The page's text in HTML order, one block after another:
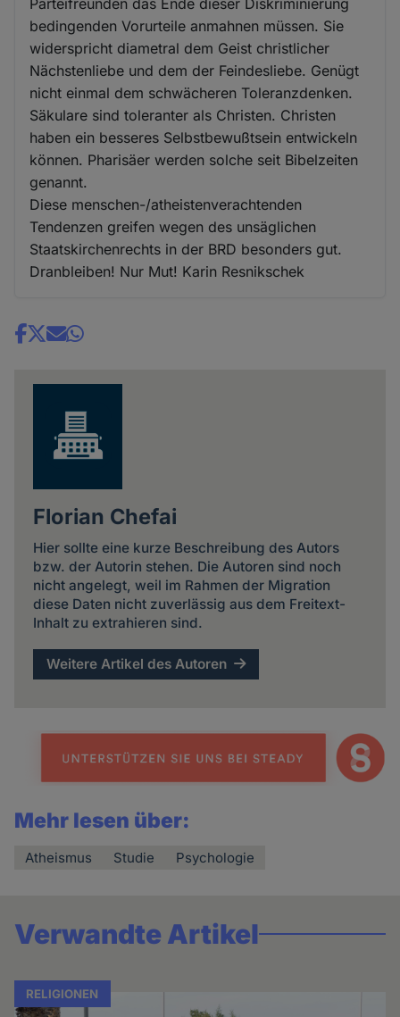
bedingenden Vorurteile anmahnen müssen. Sie
widerspricht diametral dem Geist christlicher
Nächstenliebe und dem der Feindesliebe. Genügt
nicht einmal dem schwächeren Toleranzdenken.
Säkulare sind toleranter als Christen. Christen
haben ein besseres Selbstbewußtsein entwickeln
können. Pharisäer werden solche seit Bibelzeiten
genannt.
Diese menschen-/atheistenverachtenden
Tendenzen greifen wegen des unsäglichen
Staatskirchenrechts in der BRD besonders gut.
Dranbleiben! Nur Mut! Karin Resnikschek
Share
Florian Chefai
Hier sollte eine kurze Beschreibung des Autors
bzw. der Autorin stehen. Die Autoren sind noch
nicht angelegt, weil im Rahmen der Migration
diese Daten nicht zuverlässig aus dem Freitext-
Inhalt zu extrahieren sind.
Weitere Artikel des Autoren
Mehr lesen über:
Atheismus Studie Psychologie
Verwandte Artikel
RELIGIONEN